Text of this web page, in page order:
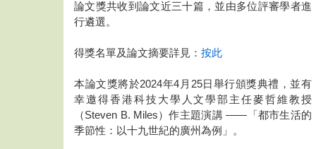
論文獎共收到論文近三十篇，並由多位評審學者進
行遴選。
得獎名單及論文摘要詳見： 按此
本論文獎將於2024年4月25日舉行頒獎典禮，並有
幸邀得香港科技大學人文學部主任麥哲維教授
（Steven B. Miles）作主題演講 ——「都市生活的
季節性：以十九世紀的廣州為例」。